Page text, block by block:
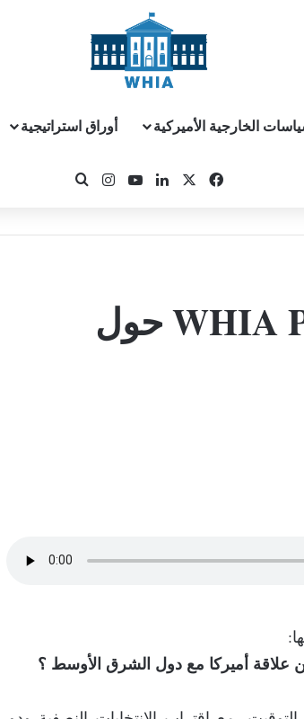
الخارجية الأميركية أوراق استراتيجية
فيسبوك لينكدإن‫YouTube
انستقرامبحث عن
نتائج استطلاع الرأي WHIA Poll حول
علاقة أميركا مع دول الشرق الأوسط ؟